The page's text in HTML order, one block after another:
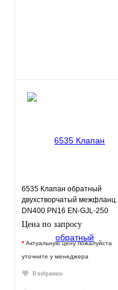
6535 Клапан обратный
двухстворчатый межфланц.
DN400 PN16 EN-GJL-250
нерж.сталь EPDM JAFAR
Цена по запросу
* Актуальную цену пожалуйста
уточните у менеджера
В избранное